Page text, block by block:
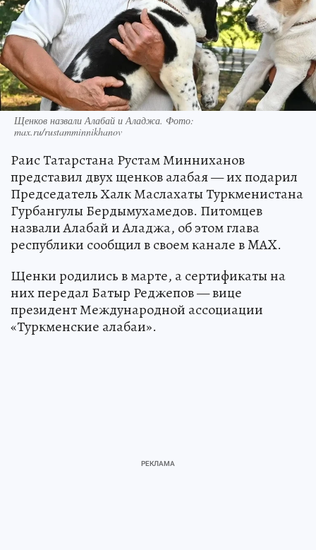
Щенков назвали Алабай и Аладжа. Фото:
max.ru/rustamminnikhanov
Раис Татарстана Рустам Минниханов
представил двух щенков алабая — их подарил
Председатель Халк Маслахаты Туркменистана
Гурбангулы Бердымухамедов. Питомцев
назвали Алабай и Аладжа, об этом глава
республики сообщил в своем канале в MAX.
Щенки родились в марте, а сертификаты на
них передал Батыр Реджепов — вице
президент Международной ассоциации
«Туркменские алабаи».